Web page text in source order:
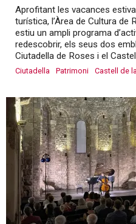
Aprofitant les vacances
turística, l’Àrea de Cultura
estiu un ampli programa
redescobrir, els seus dos
Ciutadella de Roses i el
Ciutadella Patrimoni Castell de